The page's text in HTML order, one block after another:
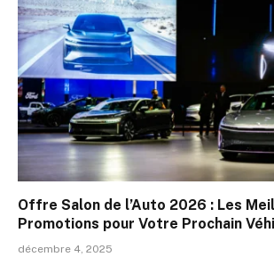
Offre Salon de l’Auto 2026 : Les
Promotions pour Votre Prochain
décembre 4, 2025